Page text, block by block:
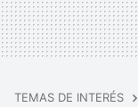
TEMAS DE INTERÉS